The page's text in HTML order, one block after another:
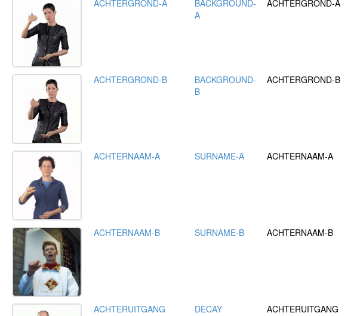
ACHTERGROND-A
BACKGROUND-
A
ACHTERGROND-A
ACHTERGROND-B
BACKGROUND-
B
ACHTERGROND-B
ACHTERNAAM-A SURNAME-A ACHTERNAAM-A
ACHTERNAAM-B SURNAME-B ACHTERNAAM-B
ACHTERUITGANG DECAY ACHTERUITGANG